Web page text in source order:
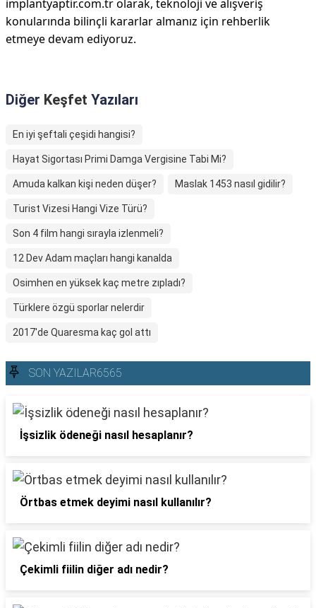
implantyaptir.com.tr olarak, teknoloji ve alışveriş
konularında bilinçli kararlar almanız için rehberlik
etmeye devam ediyoruz.
Diğer Keşfet Yazıları
En iyi şeftali çeşidi hangisi?
Hayat Sigortası Primi Damga Vergisine Tabi Mi?
Amuda kalkan kişi neden düşer? Maslak 1453 nasıl gidilir?
Turist Vizesi Hangi Vize Türü?
Son 4 film hangi sırayla izlenmeli?
12 Dev Adam maçları hangi kanalda
Osimhen en yüksek kaç metre zıpladı?
Türklere özgü sporlar nelerdir
2017'de Quaresma kaç gol attı
SON YAZILAR6565
İşsizlik ödeneği nasıl hesaplanır?
Örtbas etmek deyimi nasıl kullanılır?
Çekimli fiilin diğer adı nedir?